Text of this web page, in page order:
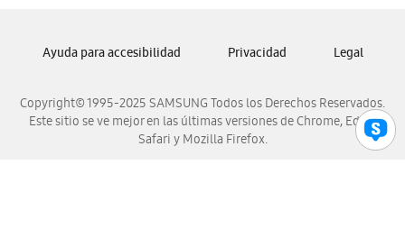
Samsung Venezuela
Copyright© 1995-2025 SAMSUNG Todos los Derechos Reservados.
Este sitio se ve mejor en las últimas versiones de Chrome, Edge,
Safari y Mozilla Firefox.
Ayuda para accesibilidad Privacidad Legal